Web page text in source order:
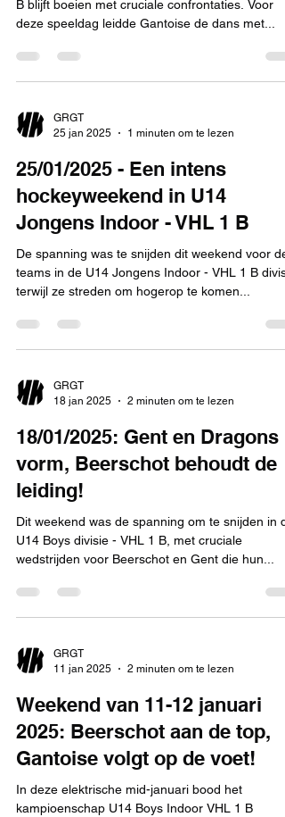
B blijft boeien met cruciale confrontaties. Voor
deze speeldag leidde Gantoise de dans met...
GRGT
25 jan 2025
1 minuten om te lezen
25/01/2025 - Een intens
hockeyweekend in U14
Jongens Indoor - VHL 1 B
De spanning was te snijden dit weekend voor de
teams in de U14 Jongens Indoor - VHL 1 B
terwijl ze streden om hogerop te komen...
GRGT
18 jan 2025
2 minuten om te lezen
18/01/2025: Gent en Dragons
vorm, Beerschot behoudt de
leiding!
Dit weekend was de spanning om te snijden in
U14 Boys divisie - VHL 1 B, met cruciale
wedstrijden voor Beerschot en Gent die hun...
GRGT
11 jan 2025
2 minuten om te lezen
Weekend van 11-12 januari
2025: Beerschot aan de top,
Gantoise volgt op de voet!
In deze elektrische mid-januari bood het
kampioenschap U14 Boys Indoor VHL 1 B